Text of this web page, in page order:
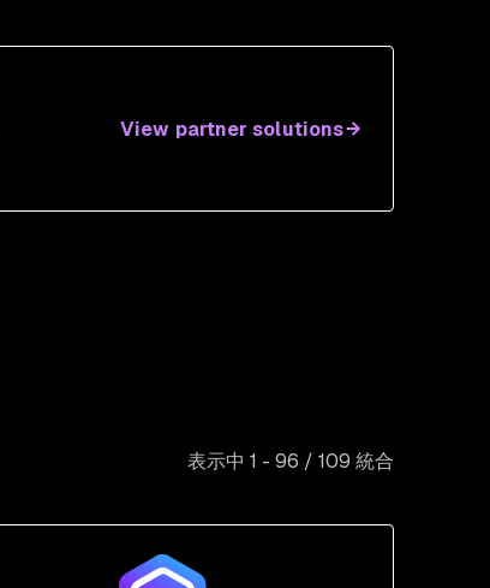
View partner solutions
表示中 1 - 96 / 109 統合